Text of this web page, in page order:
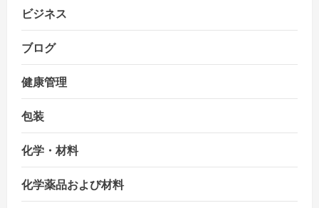
ビジネス
ブログ
健康管理
包装
化学・材料
化学薬品および材料